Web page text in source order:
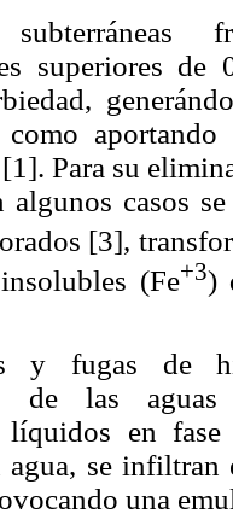
superiores
como
Para su
casos
[3],
(Fe+3)
y fugas de
de las
líquidos en
se infiltran
una